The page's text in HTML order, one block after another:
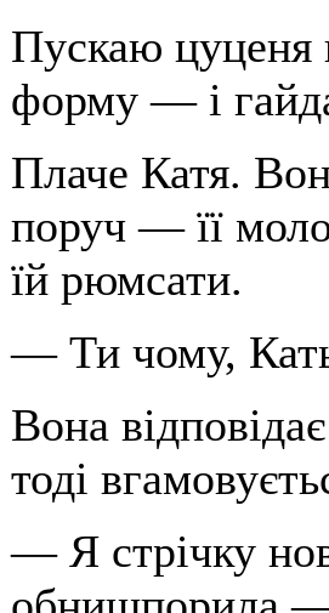
Пускаю цуценя
форму — і
Плаче Катя.
поруч — її
їй рюмсати.
— Ти чому,
Вона
тоді
— Я стрічку